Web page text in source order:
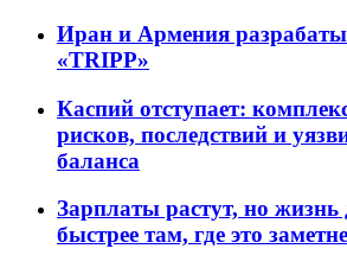
Иран и Армения
«TRIPP»
Каспий отступает:
рисков, последствий и
баланса
Зарплаты растут, но жизнь
быстрее там, где это